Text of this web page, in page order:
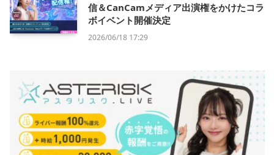
信＆CanCamメディア出演権をかけたコラ
ボイベント開催決定
2026/06/18 17:29